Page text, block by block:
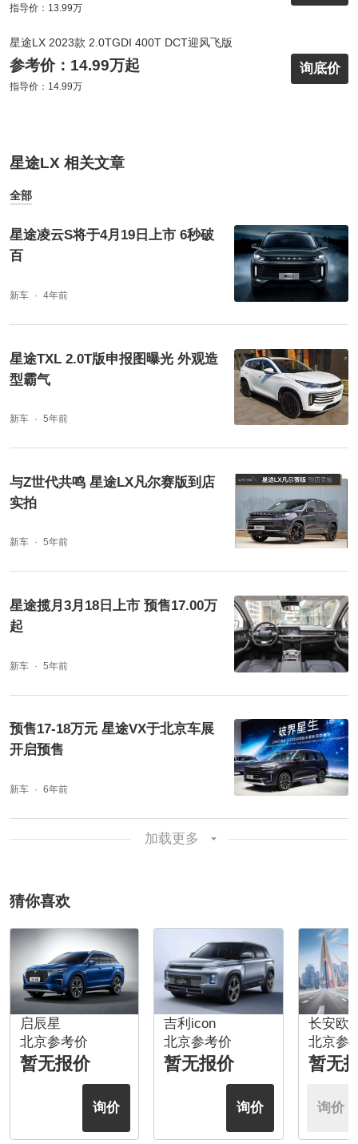
指导价：13.99万
星途LX 2023款 2.0TGDI 400T DCT迎风飞版
参考价：14.99万起
指导价：14.99万
询底价
星途LX 相关文章
全部
星途凌云S将于4月19日上市 6秒破
百
新车 4年前
星途TXL 2.0T版申报图曝光 外观造
型霸气
新车 5年前
与Z世代共鸣 星途LX凡尔赛版到店
实拍
新车 5年前
星途揽月3月18日上市 预售17.00万
起
新车 5年前
预售17-18万元 星途VX于北京车展
开启预售
新车 6年前
加载更多
猜你喜欢
启辰星
北京参考价
暂无报价
询价
吉利icon
北京参考价
暂无报价
询价
长安欧
北京参
暂无
询价